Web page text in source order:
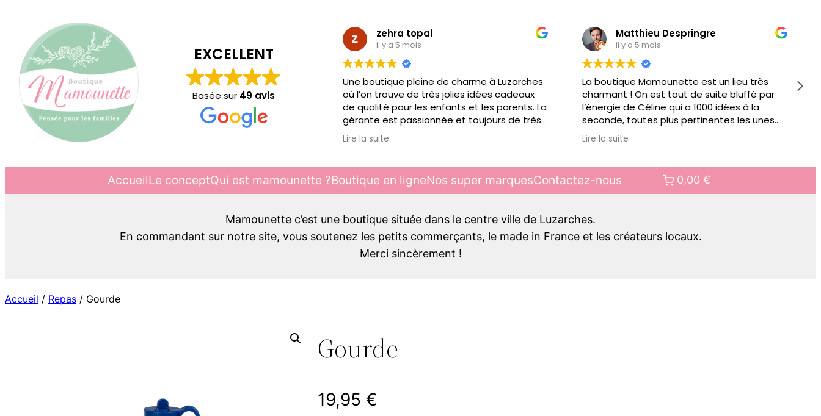
EXCELLENT
Basée sur 49 avis
zehra topal
il y a 5 mois
Une boutique pleine de charme à Luzarches
où l’on trouve de très jolies idées cadeaux
de qualité pour les enfants et les parents. La
gérante est passionnée et toujours de très
bon conseil. C’est toujours un plaisir d’y
passer, je recommande !!!
Lire la suite
Matthieu Despringre
il y a 5 mois
La boutique Mamounette est un lieu très
charmant ! On est tout de suite bluffé par
l’énergie de Céline qui a 1000 idées à la
seconde, toutes plus pertinentes les unes
que les autres pour vous conseiller.
Au delà de jouets éducatifs ou autre objets
a des ateliers organisés régulièrement.
Bref bien + qu’une boutique, c’est aussi un
lieu de rencontre.. pour mes prochains
chez Mamounette !!
Lire la suite
AccueilLe conceptQui est mamounette ?Boutique en ligneNos super marquesContactez-nous 0,00 €
Mamounette c’est une boutique située dans le centre ville de Luzarches.
En commandant sur notre site, vous soutenez les petits commerçants, le made in France et les créateurs locaux.
Merci sincèrement !
Accueil / Repas / Gourde
Gourde
19,95 €